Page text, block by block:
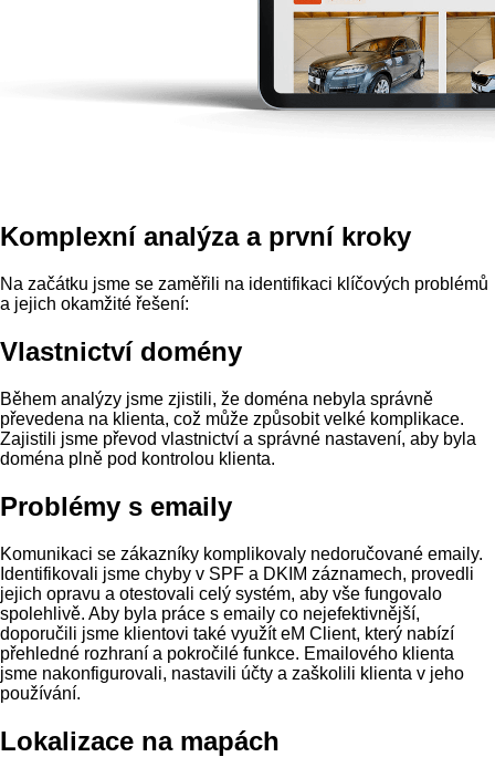
Komplexní analýza a první kroky
Na začátku jsme se zaměřili na identifikaci klíčových problémů
a jejich okamžité řešení:
Vlastnictví domény
Během analýzy jsme zjistili, že doména nebyla správně
převedena na klienta, což může způsobit velké komplikace.
Zajistili jsme převod vlastnictví a správné nastavení, aby byla
doména plně pod kontrolou klienta.
Problémy s emaily
Komunikaci se zákazníky komplikovaly nedoručované emaily.
Identifikovali jsme chyby v SPF a DKIM záznamech, provedli
jejich opravu a otestovali celý systém, aby vše fungovalo
spolehlivě. Aby byla práce s emaily co nejefektivnější,
doporučili jsme klientovi také využít eM Client, který nabízí
přehledné rozhraní a pokročilé funkce. Emailového klienta
jsme nakonfigurovali, nastavili účty a zaškolili klienta v jeho
používání.
Lokalizace na mapách